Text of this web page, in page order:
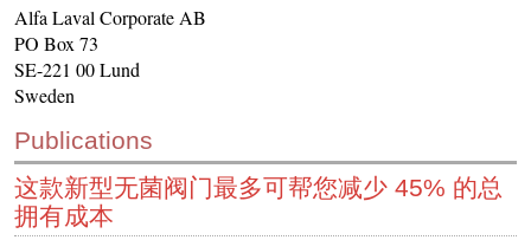
Alfa Laval Corporate AB
PO Box 73
SE-221 00 Lund
Sweden
Publications
这款新型无菌阀门最多可帮您减少 45% 的总
拥有成本